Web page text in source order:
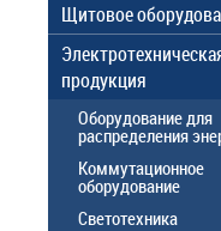
Щитовое
продукция
Оборудование для
распределения
Коммутационное
оборудование
Светотехника